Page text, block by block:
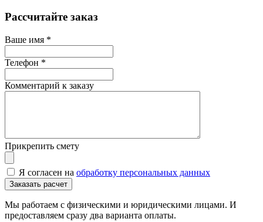
Рассчитайте заказ
Ваше имя *
Телефон *
Комментарий к заказу
Прикрепить смету
Я согласен на обработку персональных данных
Мы работаем с физическими и юридическими лицами. И
предоставляем сразу два варианта оплаты.